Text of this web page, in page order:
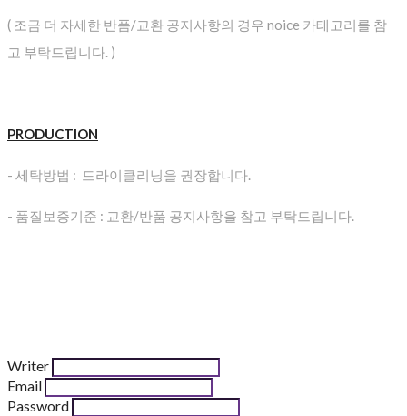
( 조금 더 자세한 반품/교환 공지사항의 경우 noice 카테고리를 참
고 부탁드립니다. )
PRODUCTION
- 세탁방법 : 드라이클리닝을 권장합니다.
- 품질보증기준 : 교환/반품 공지사항을 참고 부탁드립니다.
Writer
Email
Password